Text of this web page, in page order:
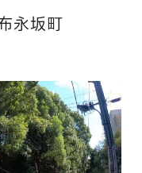
永坂町